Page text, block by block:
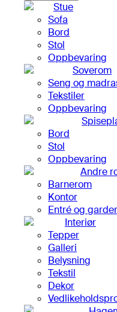
Stue
Sofa
Bord
Stol
Oppbevaring
Soverom
Seng og
Tekstiler
Oppbevaring
Bord
Stol
Oppbevaring
Andre
Barnerom
Kontor
Entré og
Interiør
Tepper
Galleri
Belysning
Tekstil
Dekor